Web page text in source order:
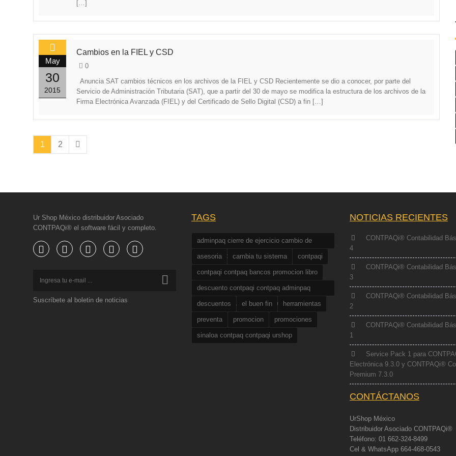
[…]
May
30
2015
Cambios en la FIEL y CSD
0
Anuncia SAT cambios técnicos en los archivos de la FIEL y CSD Recientemente se dio a conocer, por parte del
Servicio de Administración Tributaria (SAT), que a partir del 30 de mayo se modifica la estructura de los archivos de la
Firma Electrónica Avanzada (FIEL) y del Certificado de Sello Digital (CSD) a fin […]
1 2
Ur Shop México distribuidor Asociado
CONTPAQi® el software fácil y completo.
Suscríbete al boletin de noticias
TAGS
adminpaq cierre de ejercicio cambio de
periodo facturacion 2012 2013
asesoria cambia tu sistema contpaqi
contpaqi contpaq bancos promocion libro
descuento contpaqi contpaq adminpaq
nominas factura electronica
descuentos el buen fin herramientas
preventa promocion promociones
sinaloa contpaq contpaqi urshop
NOTICIAS RECIENTES
CONTPAQi® Contabilidad
4
CONTPAQi® Contabilidad
3
CONTPAQi® Contabilidad
2
CONTPAQi® Contabilidad
1
Service Pack 1 para
Electrónica 9.3.0 y CONTPAQi®
Premium 7.3.0
CONTÁCTANOS
UrShop México
Distribuidor Asociado CONTPAQi®
Teléfono: 01 662-324-8499
Cel & WhatsApp 664-468-0543